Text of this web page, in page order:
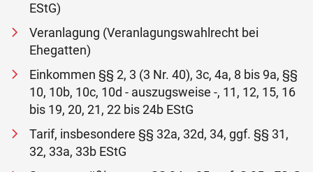
EStG)
Veranlagung (Veranlagungswahlrecht bei
Ehegatten)
Einkommen §§ 2, 3 (3 Nr. 40), 3c, 4a, 8 bis 9a, §§
10, 10b, 10c, 10d - auszugsweise -, 11, 12, 15, 16
bis 19, 20, 21, 22 bis 24b EStG
Tarif, insbesondere §§ 32a, 32d, 34, ggf. §§ 31,
32, 33a, 33b EStG